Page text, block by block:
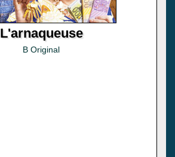
L'arnaqueuse
B Original